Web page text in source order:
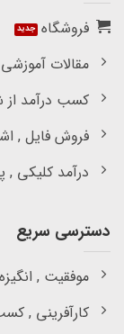
فروشگاه
مقالات
کسب درآمد از
فروش فایل ,
درآمد کلیکی
دسترسی سریع
موفقیت ,
کارآفرینی ,